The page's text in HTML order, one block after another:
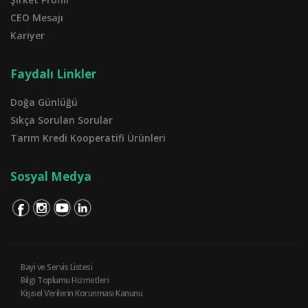
CEO Mesajı
Kariyer
Faydalı Linkler
Doğa Günlüğü
Sıkça Sorulan Sorular
Tarım Kredi Kooperatifi Ürünleri
Sosyal Medya
Bayi ve Servis Listesi
Bilgi Toplumu Hizmetleri
Kişisel Verilerin Korunması Kanunu